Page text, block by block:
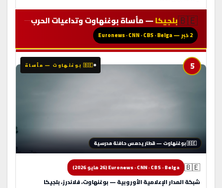
🇧🇪بلجيكا— مأساة بوغنهاوت وتداعيات الحرب
5 🇧🇪 بوغنهاوت — مأساة
🇧🇪 بوغنهاوت — قطار يدهس حافلة مدرسية
🇧🇪 Euronews · CNN · CBS · Belga (26 مايو 2026)
شبكة المدار الإعلامية الأوروبية — بوغنهاوت، فلاندرز، بلجيكا